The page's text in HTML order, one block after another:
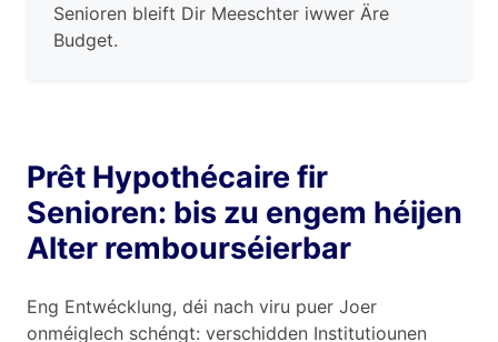
Senioren bleift Dir Meeschter iwwer Äre
Budget.
Prêt Hypothécaire fir
Senioren: bis zu engem héijen
Alter rembourséierbar
Eng Entwécklung, déi nach viru puer Joer
onméiglech schéngt: verschidden Institutiounen